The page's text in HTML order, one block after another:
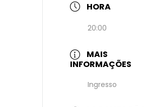
HORA
20:00
MAIS
INFORMAÇÕES
Ingresso